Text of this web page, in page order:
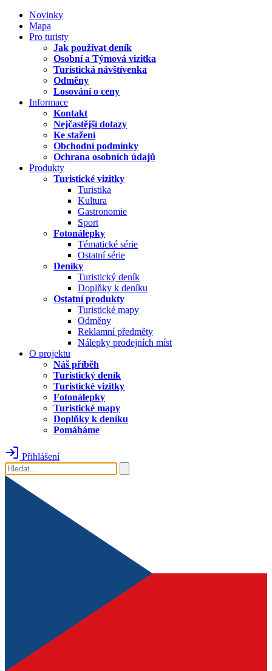
Novinky
Mapa
Pro turisty
Jak používat deník
Osobní a Týmová vizitka
Turistická návštívenka
Odměny
Losování o ceny
Informace
Kontakt
Nejčastější dotazy
Ke stažení
Obchodní podmínky
Ochrana osobních údajů
Produkty
Turistické vizitky
Turistika
Kultura
Gastronomie
Sport
Fotonálepky
Tématické série
Ostatní série
Deníky
Turistický deník
Doplňky k deníku
Ostatní produkty
Turistické mapy
Odměny
Reklamní předměty
Nálepky prodejních míst
O projektu
Náš příběh
Turistický deník
Turistické vizitky
Fotonálepky
Turistické mapy
Doplňky k deníku
Pomáháme
Přihlášení